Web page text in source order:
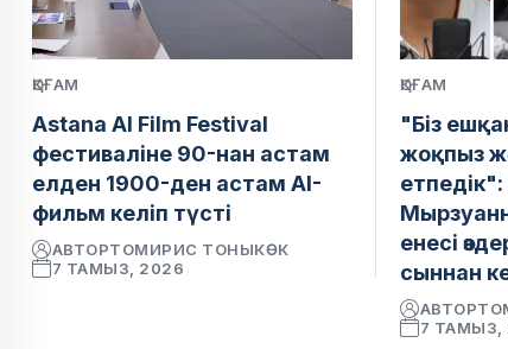
ҚОҒАМ
Astana AI Film Festival
фестиваліне 90-нан астам
елден 1900-ден астам AI-
фильм келіп түсті
АВТОРТОМИРИС ТОНЫКӨК
7 ТАМЫЗ, 2026
ҚОҒАМ
"Біз
жоқпыз
енесі
сыннан
АВТОР
7 ТАМЫЗ,